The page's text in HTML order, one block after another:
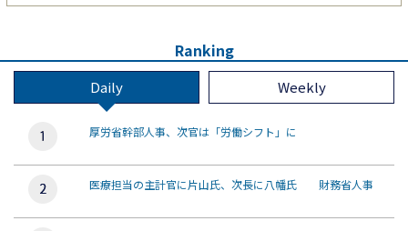
Ranking
Daily Weekly
厚労省幹部人事、次官は「労働シフト」に
医療担当の主計官に片山氏、次長に八幡氏 財務省人事